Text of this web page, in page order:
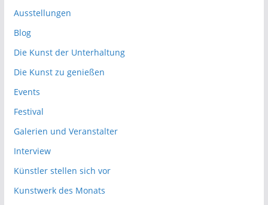
Ausstellungen
Blog
Die Kunst der Unterhaltung
Die Kunst zu genießen
Events
Festival
Galerien und Veranstalter
Interview
Künstler stellen sich vor
Kunstwerk des Monats